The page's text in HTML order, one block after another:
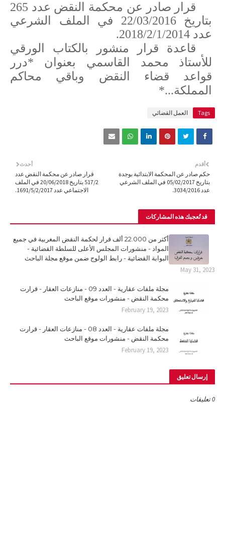
قرار صادر عن محكمة النقض عدد 265
بتاريخ 22/03/2016 في الملف الشرعي
عدد 2018/2/1/2014.
قاعدة قرار منشور بالكتاب الورقي
للأستاذ محمد القاسمي بعنوان *درر
قواعد قضاء النقض وباقي محاكم
المملكة...*
Tags العمل القضائي
أحدث
قرار صادر عن محكمة النقض عدد
517/2 بتاريخ 20/06/2018 في الملف
الاجتماعي عدد 1691/5/2/2017.
أقدم
حكم صادر عن المحكمة الابتدائية بوجدة
بتاريخ 05/02/2017 في الملف الشرعي
عدد 3034/2016.
قد تُعجبك هذه المشاركات
أكثر من 22.000 ألف قرار لحكمة النقض المغربية في جميع
المواد - منشورات المجلس الأعلى للسلطة القضائية -
البوابة القضائية - رابط الولوج ضمن موقع مجلة الباحث
May 31, 2023
مجلة ملفات عقارية - العدد 09 - منازعات العقار - قرارت
محكمة النقض - منشورات موقع الباحث
February 19, 2023
مجلة ملفات عقارية - العدد 08 - منازعات العقار - قرارت
محكمة النقض - منشورات موقع الباحث
February 19, 2023
إرسال تعليق
0 تعليقات